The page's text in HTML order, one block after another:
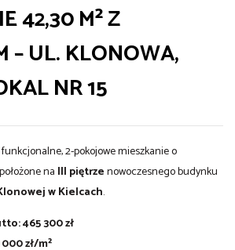
42,30 M² Z
– UL. KLONOWA,
NR 15
2-pokojowe mieszkanie o
na III piętrzenowoczesnego budynku
w Kielcach.
465 300 zł
zł/m²